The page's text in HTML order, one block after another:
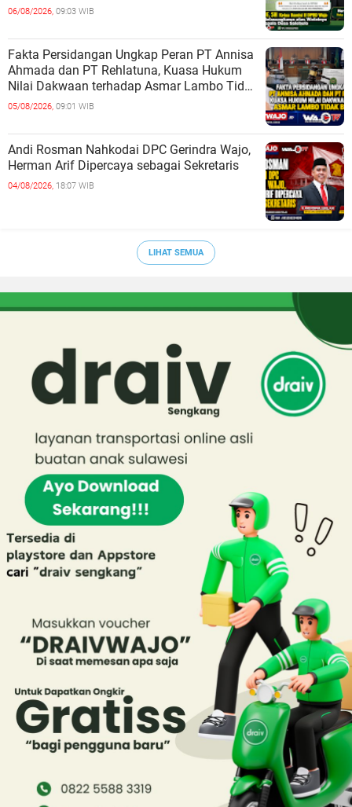
06/08/2026, 09:03 WIB
Fakta Persidangan Ungkap Peran PT Annisa
Ahmada dan PT Rehlatuna, Kuasa Hukum
Nilai Dakwaan terhadap Asmar Lambo Tidak
Berdasar
05/08/2026, 09:01 WIB
Andi Rosman Nahkodai DPC Gerindra Wajo,
Herman Arif Dipercaya sebagai Sekretaris
04/08/2026, 18:07 WIB
LIHAT SEMUA